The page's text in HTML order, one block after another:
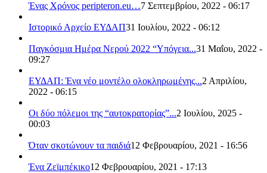
Ένας Χρόνος peripteron.eu…7 Σεπτεμβρίου, 2022 - 06:17
Ιστορικό Αρχείο ΕΥΔΑΠ31 Ιουλίου, 2022 - 06:12
Παγκόσμια Ημέρα Νερού 2022 “Υπόγεια...31 Μαΐου, 2022 -
09:27
ΕΥΔΑΠ: Ένα νέο μοντέλο ολοκληρωμένης...2 Απριλίου,
2022 - 06:15
Οι δύο πόλεμοι της “αυτοκρατορίας”...2 Ιουλίου, 2025 -
00:03
Όταν σκοτώνουν τα παιδιά12 Φεβρουαρίου, 2021 - 16:56
Ένα Ζεϊμπέκικο12 Φεβρουαρίου, 2021 - 17:13